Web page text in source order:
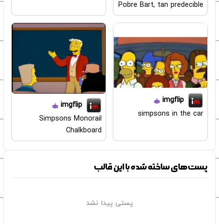
Pobre Bart, tan predecible
imgflip
simpsons in the car
imgflip
Simpsons Monorail
Chalkboard
پست‌های ساخته شده با این قالب
پستی پیدا نشد